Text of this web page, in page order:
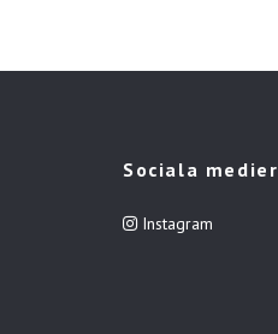
Sociala medier
Instagram